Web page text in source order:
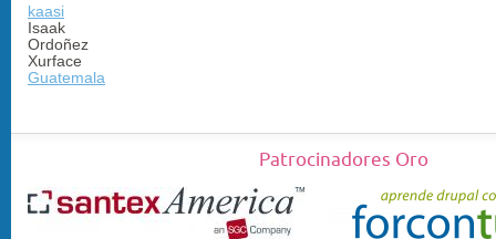
kaasi
Isaak
Ordoñez
Xurface
Guatemala
Patrocinadores Oro